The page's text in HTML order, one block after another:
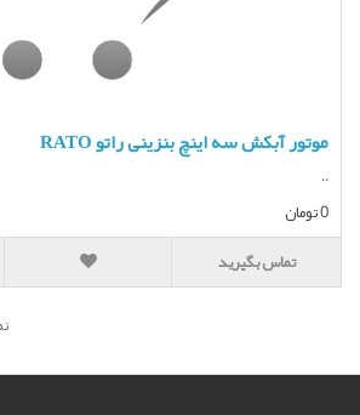
موتور آبکش سه اینچ بنزینی راتو RATO
..
0 تومان
تماس بگیرید